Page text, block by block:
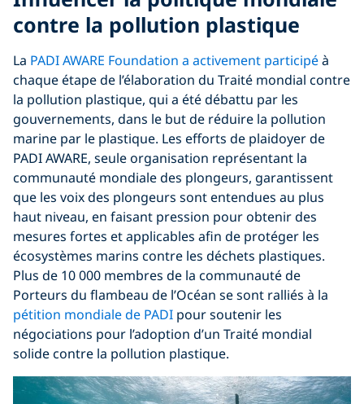
contre la pollution plastique
La PADI AWARE Foundation a activement participéà
chaque étape de l’élaboration du Traité mondial contre
la pollution plastique, qui a été débattu par les
gouvernements, dans le but de réduire la pollution
marine par le plastique. Les efforts de plaidoyer de
PADI AWARE, seule organisation représentant la
communauté mondiale des plongeurs, garantissent
que les voix des plongeurs sont entendues au plus
haut niveau, en faisant pression pour obtenir des
mesures fortes et applicables afin de protéger les
écosystèmes marins contre les déchets plastiques.
Plus de 10 000 membres de la communauté de
Porteurs du flambeau de l’Océan se sont ralliés à la
pétition mondiale de PADI pour soutenir les
négociations pour l’adoption d’un Traité mondial
solide contre la pollution plastique.